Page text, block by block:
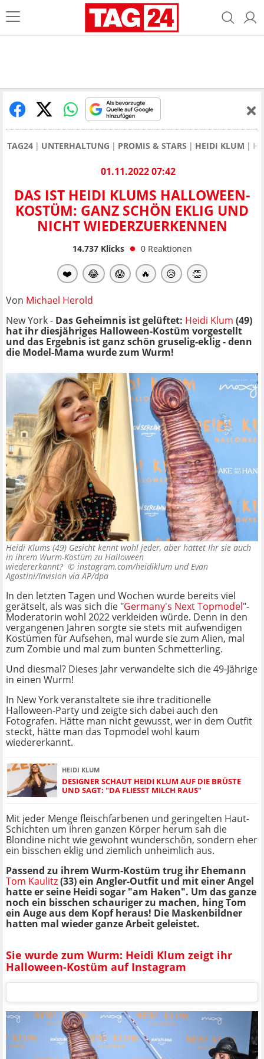
TAG24 UNTERHALTUNG PROMIS & STARS HEIDI KLUM
01.11.2022 07:42
DAS IST HEIDI KLUMS HALLOWEEN-
KOSTÜM: GANZ SCHÖN EKLIG UND
NICHT WIEDERZUERKENNEN
14.737Klicks 0 Reaktionen
❤️ 😂 😱 🔥 😥 👏
Von Michael Herold
New York - Das Geheimnis ist gelüftet: Heidi Klum (49)
hat ihr diesjähriges Halloween-Kostüm vorgestellt
und das Ergebnis ist ganz schön gruselig-eklig - denn
die Model-Mama wurde zum Wurm!
Heidi Klums (49) Gesicht kennt wohl jeder, aber hättet Ihr sie auch
in ihrem Wurm-Kostüm zu Halloween
wiedererkannt? © instagram.com/heidiklum und Evan
Agostini/Invision via AP/dpa
In den letzten Tagen und Wochen wurde bereits viel
gerätselt, als was sich die "Germany's Next Topmodel"-
Moderatorin wohl 2022 verkleiden würde. Denn in den
vergangenen Jahren sorgte sie stets mit aufwendigen
Kostümen für Aufsehen, mal wurde sie zum Alien, mal
zum Zombie und mal zum bunten Schmetterling.
Und diesmal? Dieses Jahr verwandelte sich die 49-Jährige
in einen Wurm!
In New York veranstaltete sie ihre traditionelle
Halloween-Party und zeigte sich dabei auch den
Fotografen. Hätte man nicht gewusst, wer in dem Outfit
steckt, hätte man das Topmodel wohl kaum
wiedererkannt.
HEIDI KLUM
DESIGNER SCHAUT HEIDI KLUM AUF DIE BRÜSTE
UND SAGT: "DA FLIESST MILCH RAUS"
Mit jeder Menge fleischfarbenen und geringelten Haut-
Schichten um ihren ganzen Körper herum sah die
Blondine nicht wie gewohnt wunderschön, sondern eher
ein bisschen eklig und ziemlich unheimlich aus.
Passend zu ihrem Wurm-Kostüm trug ihr Ehemann
Tom Kaulitz(33) ein Angler-Outfit und mit einer Angel
hatte er seine Heidi sogar "am Haken". Um das ganze
noch ein bisschen schauriger zu machen, hing Tom
ein Auge aus dem Kopf heraus! Die Maskenbildner
hatten mal wieder ganze Arbeit geleistet.
Sie wurde zum Wurm: Heidi Klum zeigt ihr
Halloween-Kostüm auf Instagram